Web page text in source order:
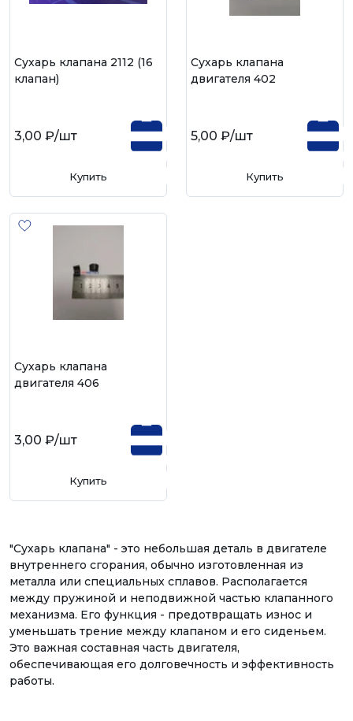
Сухарь клапана 2112 (16
клапан)
3,00 ₽/шт
Купить
Сухарь клапана
двигателя 402
5,00 ₽/шт
Купить
Сухарь клапана
двигателя 406
3,00 ₽/шт
Купить
"Сухарь клапана" - это небольшая деталь в двигателе
внутреннего сгорания, обычно изготовленная из
металла или специальных сплавов. Располагается
между пружиной и неподвижной частью клапанного
механизма. Его функция - предотвращать износ и
уменьшать трение между клапаном и его сиденьем.
Это важная составная часть двигателя,
обеспечивающая его долговечность и эффективность
работы.